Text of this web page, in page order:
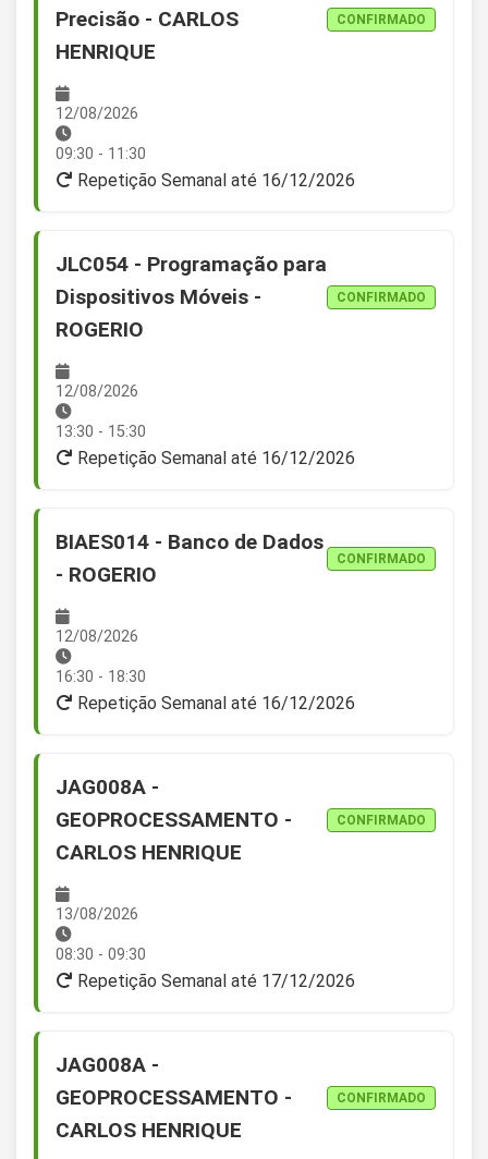
Precisão - CARLOS
HENRIQUE
CONFIRMADO
12/08/2026
09:30 - 11:30
Repetição Semanal até 16/12/2026
JLC054 - Programação para
Dispositivos Móveis -
ROGERIO
CONFIRMADO
12/08/2026
13:30 - 15:30
Repetição Semanal até 16/12/2026
BIAES014 - Banco de Dados
- ROGERIO
CONFIRMADO
12/08/2026
16:30 - 18:30
Repetição Semanal até 16/12/2026
JAG008A -
GEOPROCESSAMENTO -
CARLOS HENRIQUE
CONFIRMADO
13/08/2026
08:30 - 09:30
Repetição Semanal até 17/12/2026
JAG008A -
GEOPROCESSAMENTO -
CARLOS HENRIQUE
CONFIRMADO